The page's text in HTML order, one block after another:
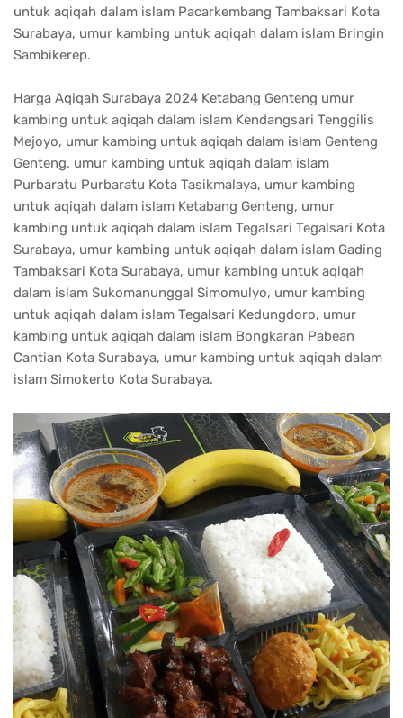
untuk aqiqah dalam islam Pacarkembang Tambaksari Kota
Surabaya, umur kambing untuk aqiqah dalam islam Bringin
Sambikerep.
Harga Aqiqah Surabaya 2024 Ketabang Genteng umur
kambing untuk aqiqah dalam islam Kendangsari Tenggilis
Mejoyo, umur kambing untuk aqiqah dalam islam Genteng
Genteng, umur kambing untuk aqiqah dalam islam
Purbaratu Purbaratu Kota Tasikmalaya, umur kambing
untuk aqiqah dalam islam Ketabang Genteng, umur
kambing untuk aqiqah dalam islam Tegalsari Tegalsari Kota
Surabaya, umur kambing untuk aqiqah dalam islam Gading
Tambaksari Kota Surabaya, umur kambing untuk aqiqah
dalam islam Sukomanunggal Simomulyo, umur kambing
untuk aqiqah dalam islam Tegalsari Kedungdoro, umur
kambing untuk aqiqah dalam islam Bongkaran Pabean
Cantian Kota Surabaya, umur kambing untuk aqiqah dalam
islam Simokerto Kota Surabaya.